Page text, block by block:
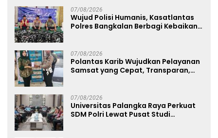
07/08/2026
Wujud Polisi Humanis, Kasatlantas
Polres Bangkalan Berbagi Kebaikan
07/08/2026
Polantas Karib Wujudkan Pelayanan
Samsat yang Cepat, Transparan,
07/08/2026
Universitas Palangka Raya Perkuat
SDM Polri Lewat Pusat Studi